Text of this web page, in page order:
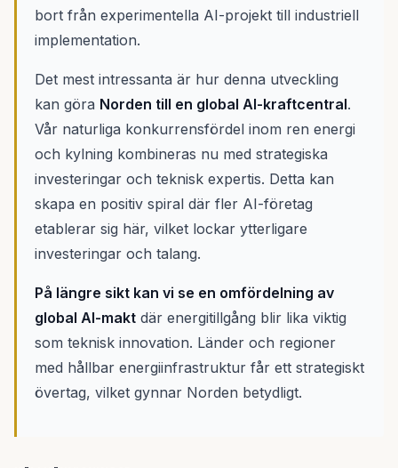
bort från experimentella AI-projekt till industriell
implementation.
Det mest intressanta är hur denna utveckling
kan göra Norden till en global AI-kraftcentral.
Vår naturliga konkurrensfördel inom ren energi
och kylning kombineras nu med strategiska
investeringar och teknisk expertis. Detta kan
skapa en positiv spiral där fler AI-företag
etablerar sig här, vilket lockar ytterligare
investeringar och talang.
På längre sikt kan vi se en omfördelning av
global AI-makt där energitillgång blir lika viktig
som teknisk innovation. Länder och regioner
med hållbar energiinfrastruktur får ett strategiskt
övertag, vilket gynnar Norden betydligt.